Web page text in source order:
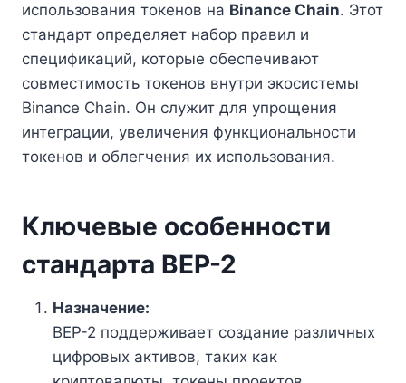
использования токенов на Binance Chain. Этот
стандарт определяет набор правил и
спецификаций, которые обеспечивают
совместимость токенов внутри экосистемы
Binance Chain. Он служит для упрощения
интеграции, увеличения функциональности
токенов и облегчения их использования.
Ключевые особенности
стандарта BEP-2
Назначение:
BEP-2 поддерживает создание различных
цифровых активов, таких как